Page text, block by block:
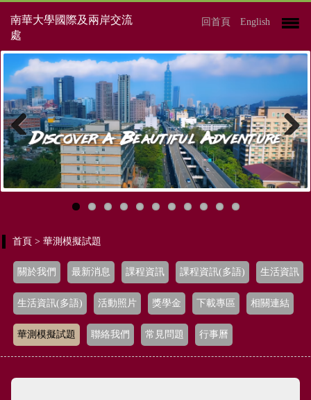
南華大學國際及兩岸交流
處
回首頁 English
Previous Next
首頁 > 華測模擬試題
關於我們 最新消息 課程資訊 課程資訊(多語) 生活資訊
生活資訊(多語) 活動照片 獎學金 下載專區 相關連結
華測模擬試題 聯絡我們 常見問題 行事曆